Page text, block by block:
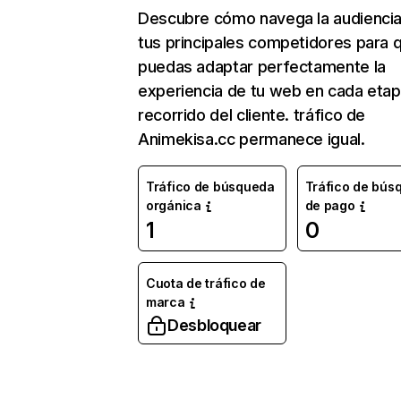
Descubre cómo navega la
tus principales competidores para
puedas adaptar perfectamente la
experiencia de tu web en cada
recorrido del cliente. tráfico de
Animekisa.cc permanece igual.
Tráfico de búsqueda
orgánica
1
Tráfico de
de pago
0
Cuota de tráfico de
marca
Desbloquear